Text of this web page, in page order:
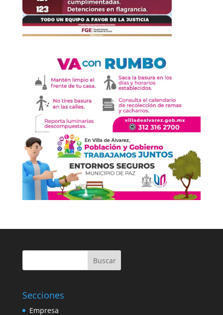
Buscar
Secciones
Empresa